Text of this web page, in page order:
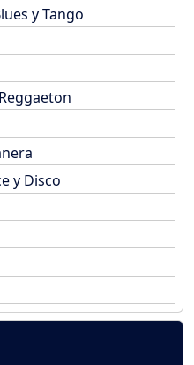
y Tango
y Disco